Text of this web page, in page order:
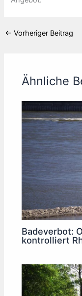
← Vorheriger Beitrag
Ähnliche
Badeverbot:
kontrolliert